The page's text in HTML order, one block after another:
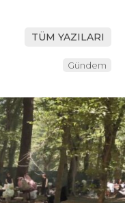
TÜM YAZILARI
Gündem